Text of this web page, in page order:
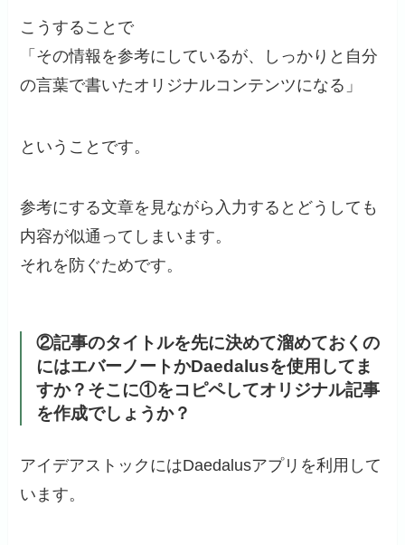
こうすることで
「その情報を参考にしているが、しっかりと自分
の言葉で書いたオリジナルコンテンツになる」
ということです。
参考にする文章を見ながら入力するとどうしても
内容が似通ってしまいます。
それを防ぐためです。
②記事のタイトルを先に決めて溜めておくの
にはエバーノートかDaedalusを使用してま
すか？そこに①をコピペしてオリジナル記事
を作成でしょうか？
アイデアストックにはDaedalusアプリを利用して
います。